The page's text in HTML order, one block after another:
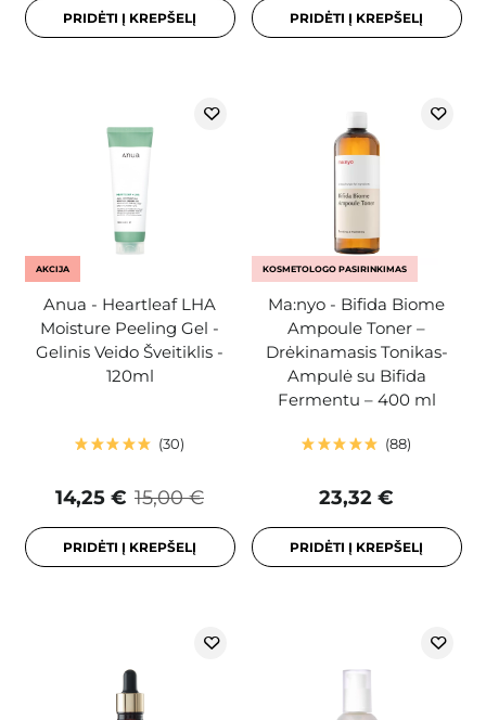
PRIDĖTI Į KREPŠELĮ PRIDĖTI Į KREPŠELĮ
AKCIJA
Anua - Heartleaf LHA
Moisture Peeling Gel -
Gelinis Veido Šveitiklis -
120ml
30
15,00 €
14,25 €
PRIDĖTI Į KREPŠELĮ
KOSMETOLOGO PASIRINKIMAS
Ma:nyo - Bifida Biome
Ampoule Toner –
Drėkinamasis Tonikas-
Ampulė su Bifida
Fermentu – 400 ml
88
23,32 €
PRIDĖTI Į KREPŠELĮ